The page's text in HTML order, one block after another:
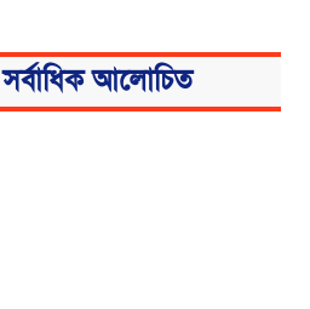
সর্বাধিক আলোচিত